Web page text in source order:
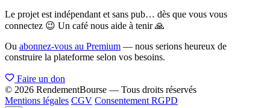
Le projet est indépendant et sans pub… dès que vous vous
connectez 😉 Un café nous aide à tenir 🙏
Ou abonnez-vous au Premium — nous serions heureux de
construire la plateforme selon vos besoins.
Faire un don
© 2026 RendementBourse — Tous droits réservés
Mentions légales CGV Consentement RGPD